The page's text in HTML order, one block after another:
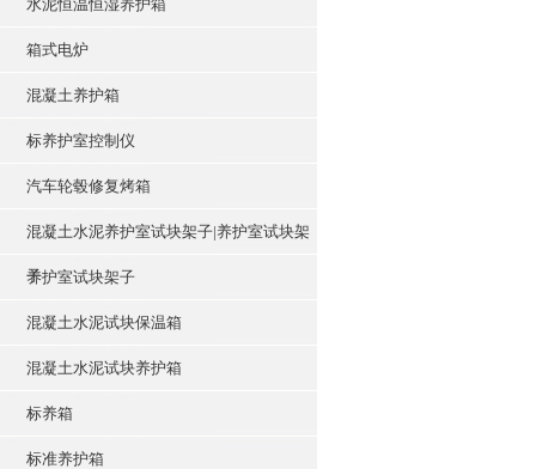
水泥恒温恒湿养护箱
箱式电炉
混凝土养护箱
标养护室控制仪
汽车轮毂修复烤箱
混凝土水泥养护室试块架子|养护室试块架
子
养护室试块架子
混凝土水泥试块保温箱
混凝土水泥试块养护箱
标养箱
标准养护箱